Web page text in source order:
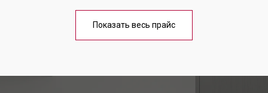
Ремонт стакана моечного бака от 1600 ₽
Показать весь прайс